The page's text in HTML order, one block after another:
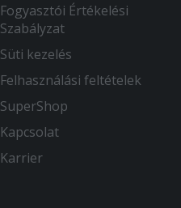
Fogyasztói Értékelési
Szabályzat
Süti kezelés
Felhasználási feltételek
SuperShop
Kapcsolat
Karrier